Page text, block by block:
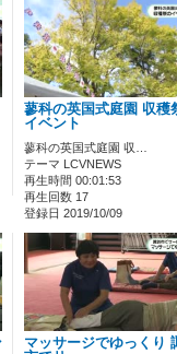
蓼科の英国式庭園 収穫
イベント
蓼科の英国式庭園 収…
テーマ LCVNEWS
再生時間 00:01:53
再生回数 17
登録日 2019/10/09
マッサージでゆっくり